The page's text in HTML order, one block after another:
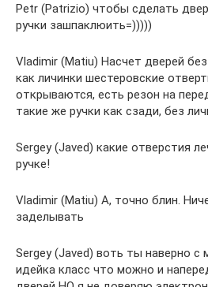
Petr (Patrizio) чтобы сделать
ручки зашпаклюить=)))))
Vladimir (Matiu) Насчет дверей
как личинки шестеровские
открываются, есть резон на
такие же ручки как сзади, без
Sergey (Javed) какие отверстия
ручке!
Vladimir (Matiu) А, точно блин.
заделывать
Sergey (Javed) воть ты наверно с
идейка класс что можно и